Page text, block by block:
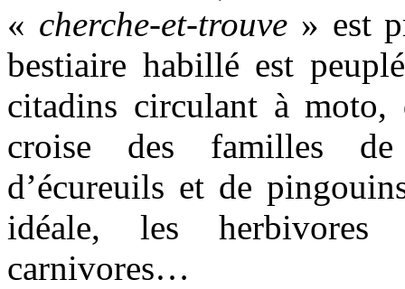
« cherche-et-trouve» est
bestiaire habillé est
citadins circulant à
croise des familles
d’écureuils et de
idéale, les herbivores
carnivores…